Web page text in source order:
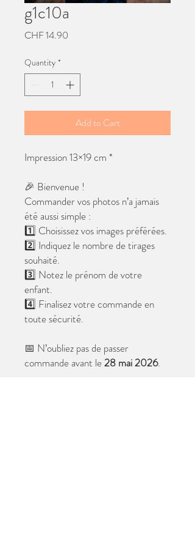
g1c10a
CHF 14.90
Quantity *
Add to Cart
Impression 13×19 cm *
🎉 Bienvenue !
Commander vos photos n’a jamais
été aussi simple :
1️⃣ Choisissez vos images préférées.
2️⃣ Indiquez le nombre de tirages
souhaité.
3️⃣ Notez le prénom de votre
enfant.
4️⃣ Finalisez votre commande en
toute sécurité.
📅 N’oubliez pas de passer
commande avant le28 mai 2026.